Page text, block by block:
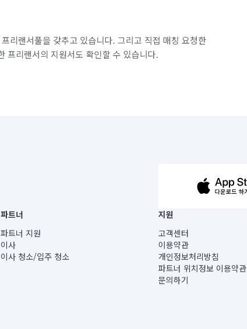
리랜서풀을 갖추고 있습니다. 그리고 직접 매칭 요청한
프리랜서의 지원서도 확인할 수 있습니다.
3220163-14-5-00019 |
원회 정보) |
트리빌딩) B동 5층
층, 8층 미소
파트너
파트너 지원
이사
이사 청소/입주 청소
지원
고객센터
이용약관
개인정보처리방침
파트너 위치정보 이용약관
문의하기